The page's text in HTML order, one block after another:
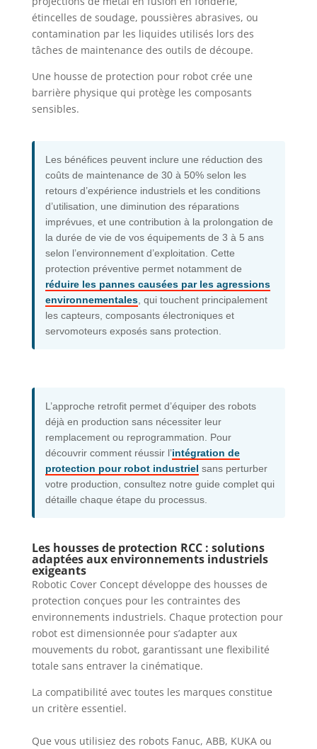
étincelles de soudage, poussières abrasives, ou
contamination par les liquides utilisés lors des
tâches de maintenance des outils de découpe.
Une housse de protection pour robot crée une
barrière physique qui protège les composants
sensibles.
Les bénéfices peuvent inclure une réduction des
coûts de maintenance de 30 à 50% selon les
retours d’expérience industriels et les conditions
d’utilisation, une diminution des réparations
imprévues, et une contribution à la prolongation de
la durée de vie de vos équipements de 3 à 5 ans
selon l’environnement d’exploitation. Cette
protection préventive permet notamment de
réduire les pannes causées par les agressions
environnementales, qui touchent principalement
les capteurs, composants électroniques et
servomoteurs exposés sans protection.
L’approche retrofit permet d’équiper des robots
déjà en production sans nécessiter leur
remplacement ou reprogrammation. Pour
découvrir comment réussir l’intégration de
protection pour robot industriel sans perturber
votre production, consultez notre guide complet qui
détaille chaque étape du processus.
Les housses de protection RCC : solutions
adaptées aux environnements industriels
exigeants
Robotic Cover Concept développe des housses de
protection conçues pour les contraintes des
environnements industriels. Chaque protection pour
robot est dimensionnée pour s’adapter aux
mouvements du robot, garantissant une flexibilité
totale sans entraver la cinématique.
La compatibilité avec toutes les marques constitue
un critère essentiel.
Que vous utilisiez des robots Fanuc, ABB, KUKA ou